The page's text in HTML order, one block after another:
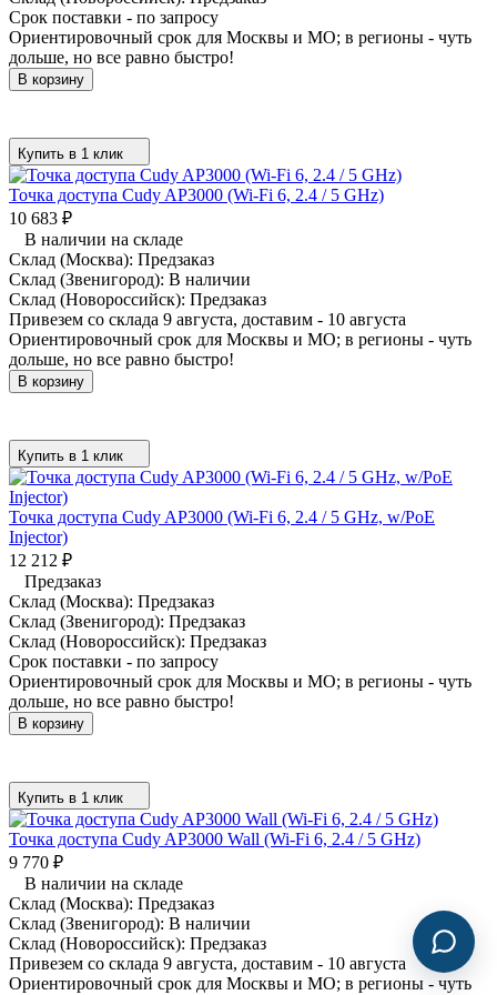
Срок поставки - по запросу
Ориентировочный срок для Москвы и МО; в регионы - чуть
дольше, но все равно быстро!
В корзину
Купить в 1 клик
Точка доступа Cudy AP3000 (Wi-Fi 6, 2.4 / 5 GHz)
10 683 ₽
В наличии на складе
Склад (Москва): Предзаказ
Склад (Звенигород): В наличии
Склад (Новороссийск): Предзаказ
Привезем со склада 9 августа, доставим - 10 августа
Ориентировочный срок для Москвы и МО; в регионы - чуть
дольше, но все равно быстро!
В корзину
Купить в 1 клик
Точка доступа Cudy AP3000 (Wi-Fi 6, 2.4 / 5 GHz, w/PoE
Injector)
12 212 ₽
Предзаказ
Склад (Москва): Предзаказ
Склад (Звенигород): Предзаказ
Склад (Новороссийск): Предзаказ
Срок поставки - по запросу
Ориентировочный срок для Москвы и МО; в регионы - чуть
дольше, но все равно быстро!
В корзину
Купить в 1 клик
Точка доступа Cudy AP3000 Wall (Wi-Fi 6, 2.4 / 5 GHz)
9 770 ₽
В наличии на складе
Склад (Москва): Предзаказ
Склад (Звенигород): В наличии
Склад (Новороссийск): Предзаказ
Привезем со склада 9 августа, доставим - 10 августа
Ориентировочный срок для Москвы и МО; в регионы - чуть